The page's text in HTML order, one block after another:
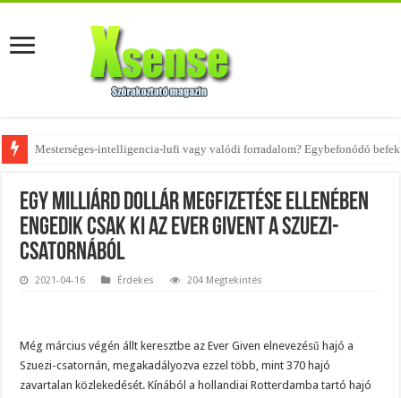
Az övtáskák továbbra is trendik – nézd meg, milyen stílusokhoz illenek!
Egy milliárd dollár megfizetése ellenében
engedik csak ki az Ever Givent a Szuezi-
csatornából
2021-04-16 Érdekes 204 Megtekintés
Még március végén állt keresztbe az Ever Given elnevezésű hajó a
Szuezi-csatornán, megakadályozva ezzel több, mint 370 hajó
zavartalan közlekedését. Kínából a hollandiai Rotterdamba tartó hajó